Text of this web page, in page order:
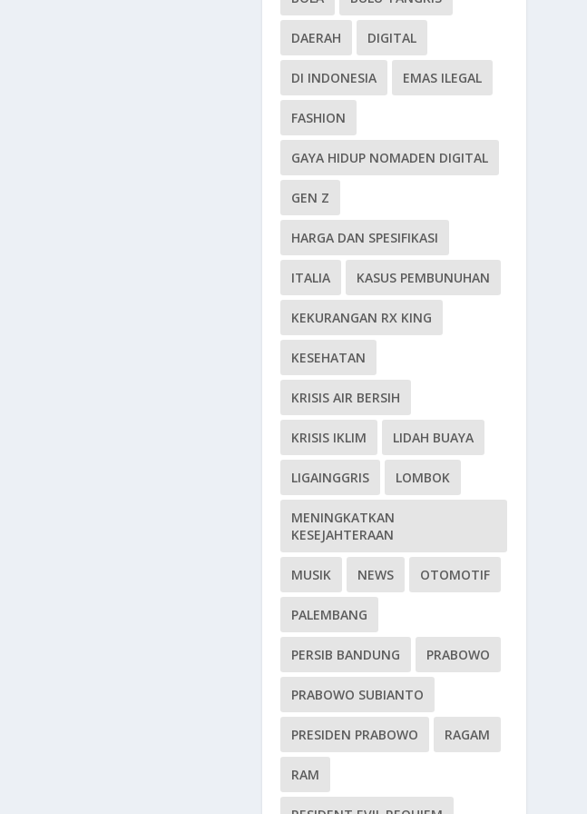
DAERAH DIGITAL
DI INDONESIA EMAS ILEGAL
FASHION
GAYA HIDUP NOMADEN DIGITAL
GEN Z
HARGA DAN SPESIFIKASI
ITALIA KASUS PEMBUNUHAN
KEKURANGAN RX KING
KESEHATAN
KRISIS AIR BERSIH
KRISIS IKLIM LIDAH BUAYA
LIGAINGGRIS LOMBOK
MENINGKATKAN
KESEJAHTERAAN
MUSIK NEWS OTOMOTIF
PALEMBANG
PERSIB BANDUNG PRABOWO
PRABOWO SUBIANTO
PRESIDEN PRABOWO RAGAM
RAM